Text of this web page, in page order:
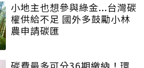
小地主也想參與綠金...台灣碳
權供給不足 國外多鼓勵小林
農申請碳匯